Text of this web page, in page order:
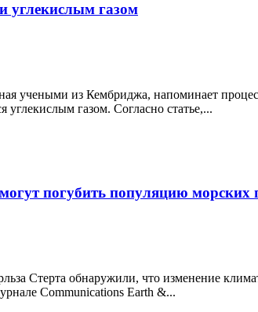
углекислым газом
учеными из Кембриджа, напоминает
газом. Согласно статье,...
погубить популяцию морских
Стерта обнаружили, что изменение
Communications Earth &...